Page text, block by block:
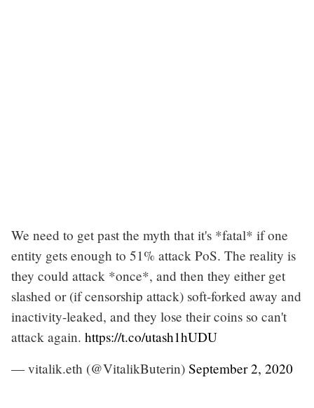
We need to get past the myth that it's *fatal* if one
entity gets enough to 51% attack PoS. The reality is
they could attack *once*, and then they either get
slashed or (if censorship attack) soft-forked away and
inactivity-leaked, and they lose their coins so can't
attack again. https://t.co/utash1hUDU
— vitalik.eth (@VitalikButerin) September 2, 2020